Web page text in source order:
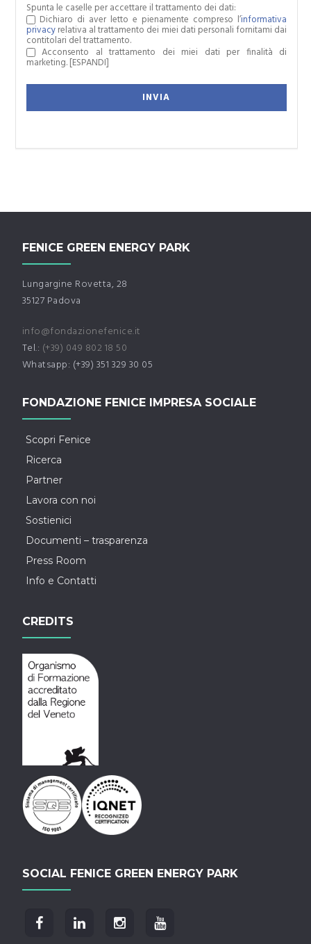
Spunta le caselle per accettare il trattamento dei dati:
Dichiaro di aver letto e pienamente compreso l’informativa
privacyrelativa al trattamento dei miei dati personali fornitami dai
contitolari del trattamento.
Acconsento al trattamento dei miei dati per finalità di
marketing.[ESPANDI]
FENICE GREEN ENERGY PARK
Lungargine Rovetta, 28
35127 Padova
info@fondazionefenice.it
Tel.: (+39) 049 802 18 50
Whatsapp: (+39) 351 329 30 05
FONDAZIONE FENICE IMPRESA SOCIALE
Scopri Fenice
Ricerca
Partner
Lavora con noi
Sostienici
Documenti – trasparenza
Press Room
Info e Contatti
CREDITS
SOCIAL FENICE GREEN ENERGY PARK